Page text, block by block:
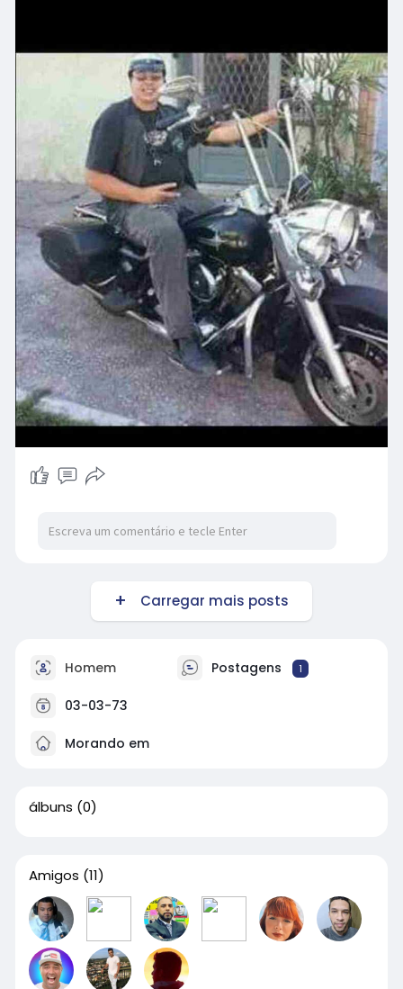
Carregar mais posts
Homem Postagens 1
03-03-73
Morando em
álbuns (0)
Amigos (11)